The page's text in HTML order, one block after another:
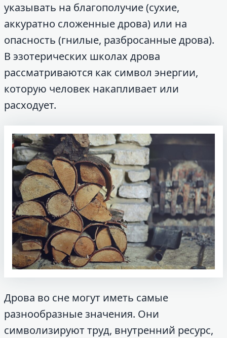
указывать на благополучие (сухие,
аккуратно сложенные дрова) или на
опасность (гнилые, разбросанные дрова).
В эзотерических школах дрова
рассматриваются как символ энергии,
которую человек накапливает или
расходует.
Дрова во сне могут иметь самые
разнообразные значения. Они
символизируют труд, внутренний ресурс,